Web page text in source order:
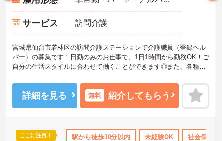
サービス 訪問介護
宮城県仙台市若林区の訪問介護ステーションで介護職員（登録ヘル
パー）の募集です！日勤のみのお仕事で、1日1時間から勤務OK！ご
自分の生活スタイルに合わせて働くことができます◎また、各種手
います♪ご興味のある方は面接ポイントをお伝えしますので、お気軽
にご連絡ください！
詳細を見る 無料 紹介してもらう
ここに注目！ 駅から徒歩10分以内 未経験OK 社会保険完